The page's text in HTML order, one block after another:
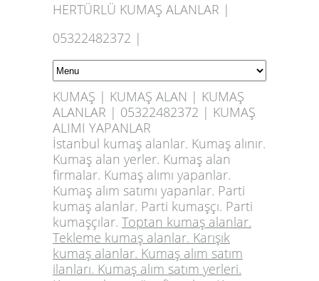
HERTÜRLÜ KUMAŞ ALANLAR |
05322482372 |
KUMAŞ | KUMAŞ ALAN | KUMAŞ
ALANLAR | 05322482372 | KUMAŞ
ALIMI YAPANLAR
İstanbul kumaş alanlar. Kumaş alınır.
Kumaş alan yerler. Kumaş alan
firmalar. Kumaş alımı yapanlar.
Kumaş alım satımı yapanlar. Parti
kumaş alanlar. Parti kumaşçı. Parti
kumaşçılar. Toptan kumaş alanlar.
Tekleme kumaş alanlar. Karışık
kumaş alanlar. Kumaş alım satım
ilanları. Kumaş alım satım yerleri.